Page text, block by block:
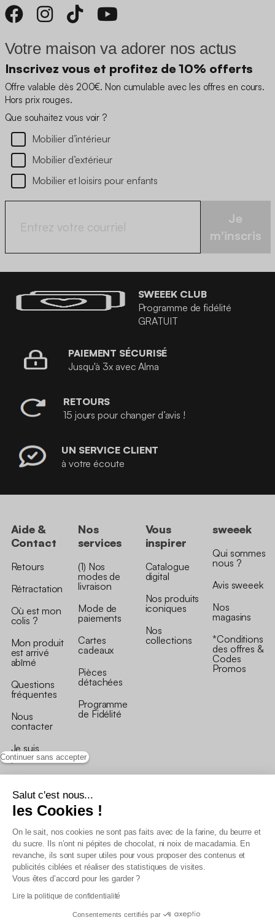
Continuer sans accepter
Salut c'est nous...
les Cookies !
On le sait, nos cookies ne sont pas faits avec de la farine, du beurre et
du sucre. Ils n’ont ni pépites de chocolat, ni noix de macadamia. En
revanche, ils sont super utiles pour vous proposer des contenus et
publicités ciblées et réaliser des statistiques de visites.
Vous êtes d’accord pour les garder ?
Lire la politique de confidentialité
Consentements certifiés par
Votre maison va adorer nos actus
Inscrivez vous et profitez de 10% offerts
Offre valable dès 200€. Non cumulable avec les offres en cours.
Hors prix rouges.
Que souhaitez vous voir ?
Mobilier d’intérieur
Mobilier d’extérieur
Mobilier et loisirs pour enfants
Je
m'inscris
SWEEEK CLUB
Programme de fidélité
GRATUIT
PAIEMENT SÉCURISÉ
Jusqu'à 3x avec Alma
RETOURS
15 jours pour changer d’avis !
UN SERVICE CLIENT
à votre écoute
Aide &
Contact
Retours
Rétractation
Où est mon
colis ?
Mon produit
est arrivé
abîmé
Questions
fréquentes
Nous
contacter
Je suis
professionnel
Nos
services
(1) Nos
modes de
livraison
Mode de
paiements
Cartes
cadeaux
Pièces
détachées
Programme
de Fidélité
Vous
inspirer
Catalogue
digital
Nos produits
iconiques
Nos
collections
sweeek
Qui sommes
nous ?
Avis sweeek
Nos
magasins
*Conditions
des offres &
Codes
Promos
Conditions générales de vente
Conditions générales du programme de fidélité
Charte de données personnelles
Conditions générales de vente Pro
Déclaration d’accessibilité